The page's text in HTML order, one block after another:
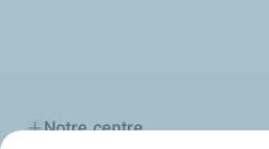
Notre centre